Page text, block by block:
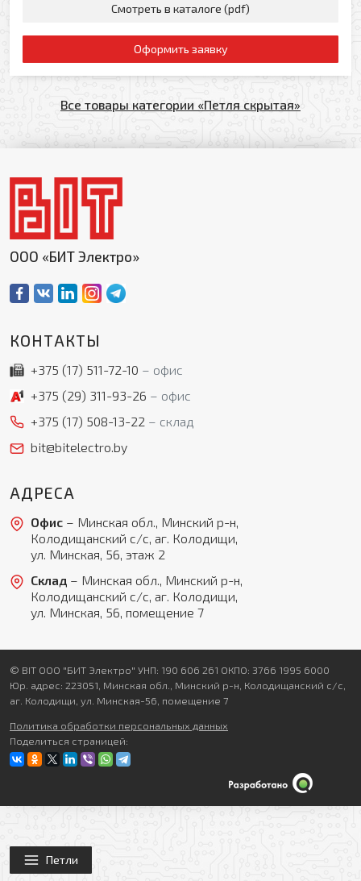
Петли
Смотреть в каталоге (pdf)
Оформить заявку
Все товары категории «Петля скрытая»
ООО «БИТ Электро»
КОНТАКТЫ
+375 (17) 511-72-10
офис
+375 (29) 311-93-26
офис
+375 (17) 508-13-22
склад
bit@bitelectro.by
АДРЕСА
Офис– Минская обл., Минский р-н,
Колодищанский с/с, аг. Колодищи,
ул. Минская, 56, этаж 2
Склад– Минская обл., Минский р-н,
Колодищанский с/с, аг. Колодищи,
ул. Минская, 56, помещение 7
© BIT ООО "БИТ Электро" УНП: 190 606 261 ОКПО: 3766 1995 6000
Юр. адрес: 223051, Минская обл., Минский р-н, Колодищанский с/с,
аг. Колодищи, ул. Минская-56, помещение 7
Политика обработки персональных данных
Поделиться страницей: